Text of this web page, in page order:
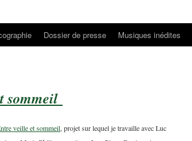
Dossier de presse Musiques inédites
sommeil
veille et sommeil, projet sur lequel je travaille avec Luc